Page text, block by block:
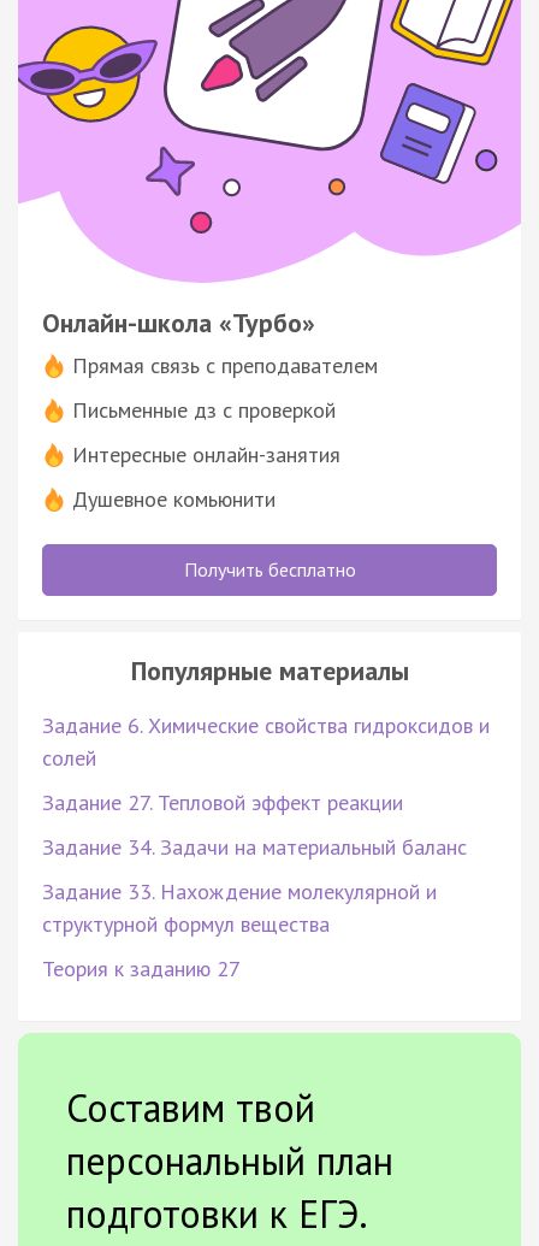
Онлайн-школа «Турбо»
Прямая связь с преподавателем
Письменные дз с проверкой
Интересные онлайн-занятия
Душевное комьюнити
Получить бесплатно
Популярные материалы
Задание 6. Химические свойства гидроксидов и
солей
Задание 27. Тепловой эффект реакции
Задание 34. Задачи на материальный баланс
Задание 33. Нахождение молекулярной и
структурной формул вещества
Теория к заданию 27
Составим твой
персональный план
подготовки к ЕГЭ.